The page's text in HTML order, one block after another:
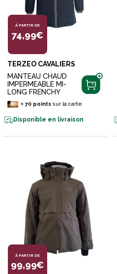
À PARTIR DE
74,99€
TERZEO CAVALIERS
MANTEAU CHAUD
IMPERMEABLE MI-
LONG FRENCHY
+ 70pointssur la carte
Disponible en livraison
À PARTIR DE
99,99€